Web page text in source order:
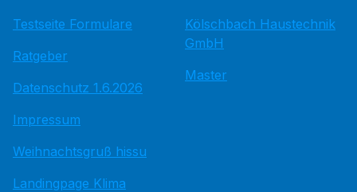
Testseite Formulare
Ratgeber
Datenschutz 1.6.2026
Impressum
Weihnachtsgruß hissu
Landingpage Klima
Kölschbach Haustechnik
GmbH
Master